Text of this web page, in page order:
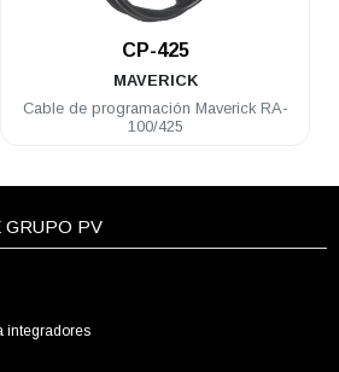
CP-425
MAVERICK
Cable de programación Maverick RA-
100/425
PV
integradores